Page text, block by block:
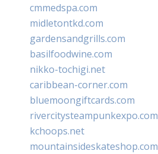
cmmedspa.com
midletontkd.com
gardensandgrills.com
basilfoodwine.com
nikko-tochigi.net
caribbean-corner.com
bluemoongiftcards.com
rivercitysteampunkexpo.com
kchoops.net
mountainsideskateshop.com